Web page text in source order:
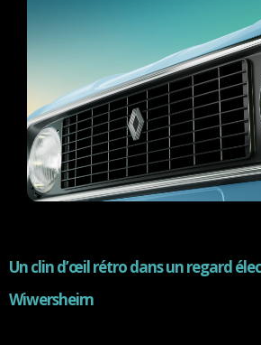
Un clin d’œil rétro dans un regard
Wiwersheim